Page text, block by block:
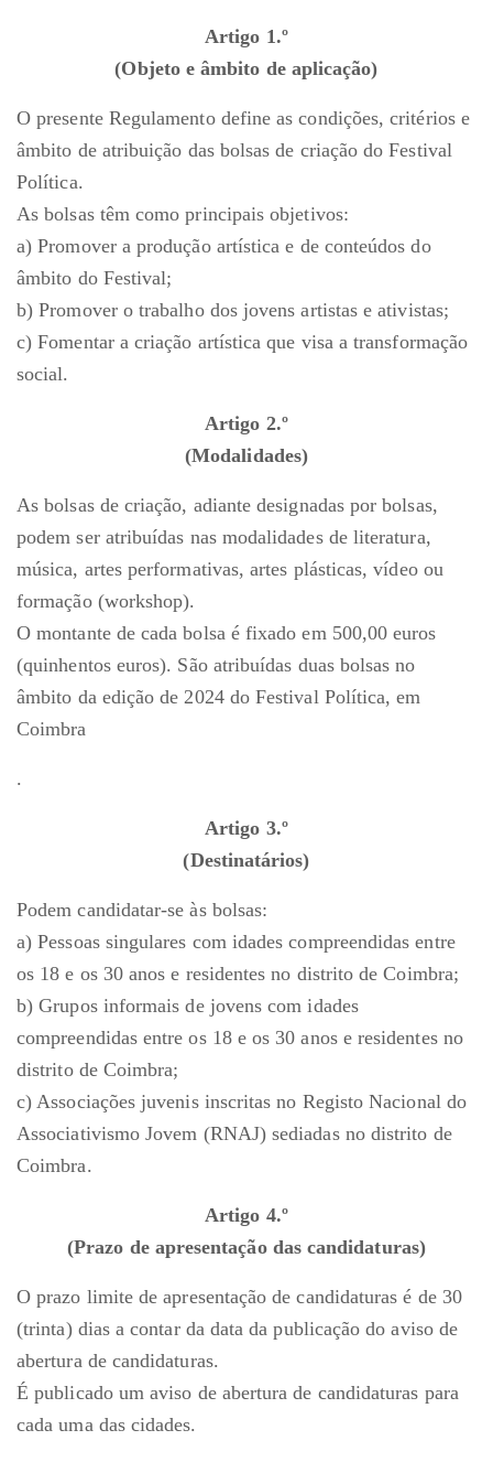
Artigo 1.º
(Objeto e âmbito de aplicação)
O presente Regulamento define as condições, critérios e
âmbito de atribuição das bolsas de criação do Festival
Política.
As bolsas têm como principais objetivos:
a) Promover a produção artística e de conteúdos do
âmbito do Festival;
b) Promover o trabalho dos jovens artistas e ativistas;
c) Fomentar a criação artística que visa a transformação
social.
Artigo 2.º
(Modalidades)
As bolsas de criação, adiante designadas por bolsas,
podem ser atribuídas nas modalidades de literatura,
música, artes performativas, artes plásticas, vídeo ou
formação (workshop).
O montante de cada bolsa é fixado em 500,00 euros
(quinhentos euros). São atribuídas duas bolsas no
âmbito da edição de 2024 do Festival Política, em
Coimbra
.
Artigo 3.º
(Destinatários)
Podem candidatar-se às bolsas:
a) Pessoas singulares com idades compreendidas entre
os 18 e os 30 anos e residentes no distrito de Coimbra;
b) Grupos informais de jovens com idades
compreendidas entre os 18 e os 30 anos e residentes no
distrito de Coimbra;
c) Associações juvenis inscritas no Registo Nacional do
Associativismo Jovem (RNAJ) sediadas no distrito de
Coimbra.
Artigo 4.º
(Prazo de apresentação das candidaturas)
O prazo limite de apresentação de candidaturas é de 30
(trinta) dias a contar da data da publicação do aviso de
abertura de candidaturas.
É publicado um aviso de abertura de candidaturas para
cada uma das cidades.